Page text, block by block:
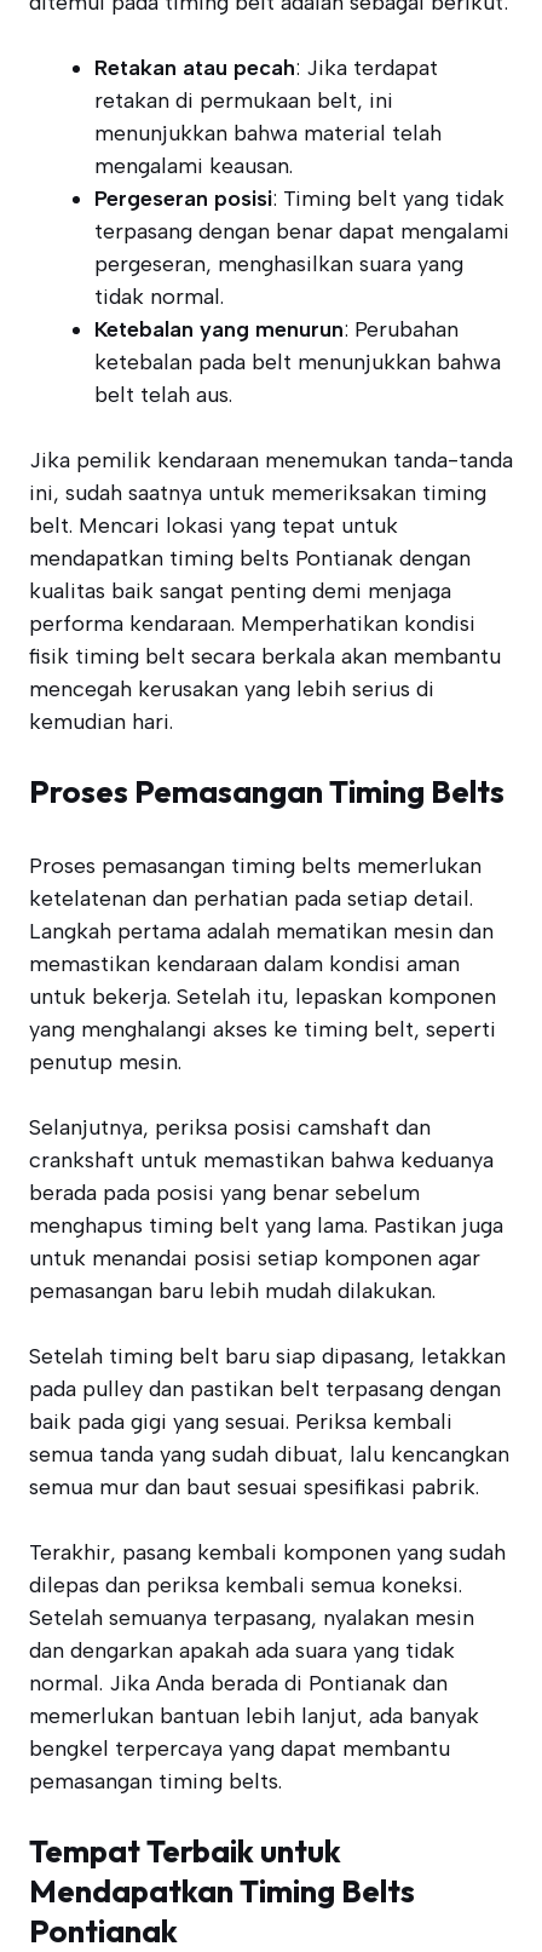
Retakan atau pecah: Jika terdapat
retakan di permukaan belt, ini
menunjukkan bahwa material telah
mengalami keausan.
Pergeseran posisi: Timing belt yang tidak
terpasang dengan benar dapat mengalami
pergeseran, menghasilkan suara yang
tidak normal.
Ketebalan yang menurun: Perubahan
ketebalan pada belt menunjukkan bahwa
belt telah aus.
Jika pemilik kendaraan menemukan tanda-tanda
ini, sudah saatnya untuk memeriksakan timing
belt. Mencari lokasi yang tepat untuk
mendapatkan timing belts Pontianak dengan
kualitas baik sangat penting demi menjaga
performa kendaraan. Memperhatikan kondisi
fisik timing belt secara berkala akan membantu
mencegah kerusakan yang lebih serius di
kemudian hari.
Proses Pemasangan Timing Belts
Proses pemasangan timing belts memerlukan
ketelatenan dan perhatian pada setiap detail.
Langkah pertama adalah mematikan mesin dan
memastikan kendaraan dalam kondisi aman
untuk bekerja. Setelah itu, lepaskan komponen
yang menghalangi akses ke timing belt, seperti
penutup mesin.
Selanjutnya, periksa posisi camshaft dan
crankshaft untuk memastikan bahwa keduanya
berada pada posisi yang benar sebelum
menghapus timing belt yang lama. Pastikan juga
untuk menandai posisi setiap komponen agar
pemasangan baru lebih mudah dilakukan.
Setelah timing belt baru siap dipasang, letakkan
pada pulley dan pastikan belt terpasang dengan
baik pada gigi yang sesuai. Periksa kembali
semua tanda yang sudah dibuat, lalu kencangkan
semua mur dan baut sesuai spesifikasi pabrik.
Terakhir, pasang kembali komponen yang sudah
dilepas dan periksa kembali semua koneksi.
Setelah semuanya terpasang, nyalakan mesin
dan dengarkan apakah ada suara yang tidak
normal. Jika Anda berada di Pontianak dan
memerlukan bantuan lebih lanjut, ada banyak
bengkel terpercaya yang dapat membantu
pemasangan timing belts.
Tempat Terbaik untuk
Mendapatkan Timing Belts
Pontianak